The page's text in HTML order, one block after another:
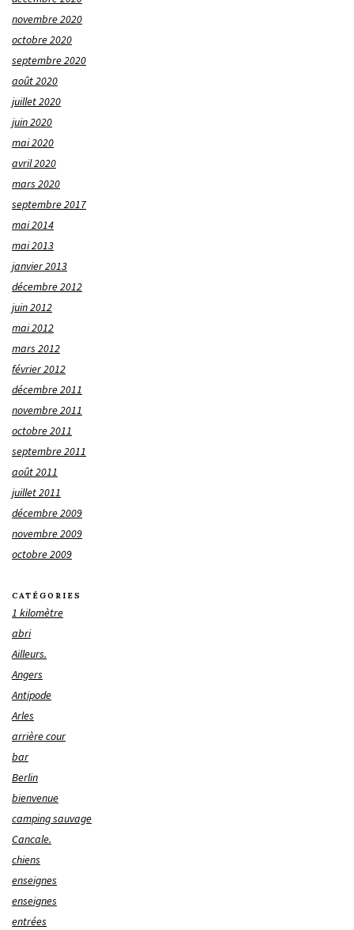
novembre 2020
octobre 2020
septembre 2020
août 2020
juillet 2020
juin 2020
mai 2020
avril 2020
mars 2020
septembre 2017
mai 2014
mai 2013
janvier 2013
décembre 2012
juin 2012
mai 2012
mars 2012
février 2012
décembre 2011
novembre 2011
octobre 2011
septembre 2011
août 2011
juillet 2011
décembre 2009
novembre 2009
octobre 2009
CATÉGORIES
1 kilomètre
abri
Ailleurs.
Angers
Antipode
Arles
arrière cour
bar
Berlin
bienvenue
camping sauvage
Cancale.
chiens
enseignes
enseignes
entrées